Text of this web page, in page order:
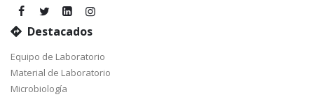
Destacados
Equipo de Laboratorio
Material de Laboratorio
Microbiología